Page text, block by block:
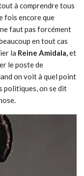
à comprendre tous
fois encore que
ne faut pas forcément
en tout cas
la Reine Amidala,et
le poste de
on voit à quel point
politiques, on se dit